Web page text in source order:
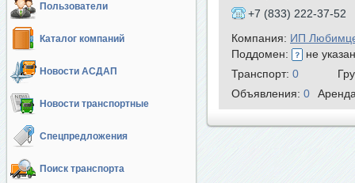
Пользователи
Каталог компаний
Новости АСДАП
Новости транспортные
Спецпредложения
Поиск транспорта
+7 (833) 222-37-52
Компания: ИП
Поддомен:
не
Транспорт: 0
Объявления: 0